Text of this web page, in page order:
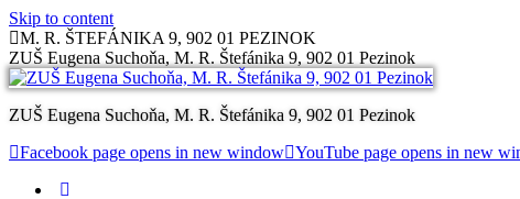
Skip to content
M. R. ŠTEFÁNIKA 9, 902 01 PEZINOK
ZUŠ Eugena Suchoňa, M. R. Štefánika 9, 902 01 Pezinok
ZUŠ Eugena Suchoňa, M. R. Štefánika 9, 902 01 Pezinok
Facebook page opens in new window YouTube page opens in new